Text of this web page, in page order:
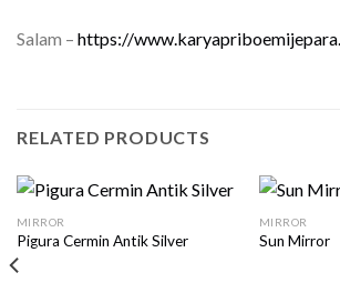
Salam – https://
RELATED PRODUCTS
MIRROR
Pigura Cermin Antik Silver
MIRROR
Sun Mirror